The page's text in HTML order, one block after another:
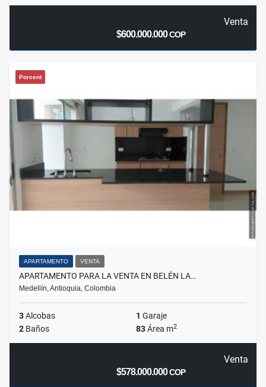
Venta
$600.000.000COP
Porcent
APARTAMENTO VENTA
APARTAMENTO PARA LA VENTA EN BELÉN LA…
Medellín, Antioquia, Colombia
3Alcobas 1 Garaje
2 Baños 83Área m2
Venta
$578.000.000COP